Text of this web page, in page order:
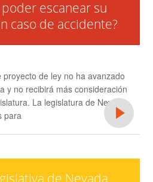
escanear su
caso de accidente?
proyecto de ley no ha avanzado
y no recibirá más consideración
La legislatura de Nevada
para
de Nevada